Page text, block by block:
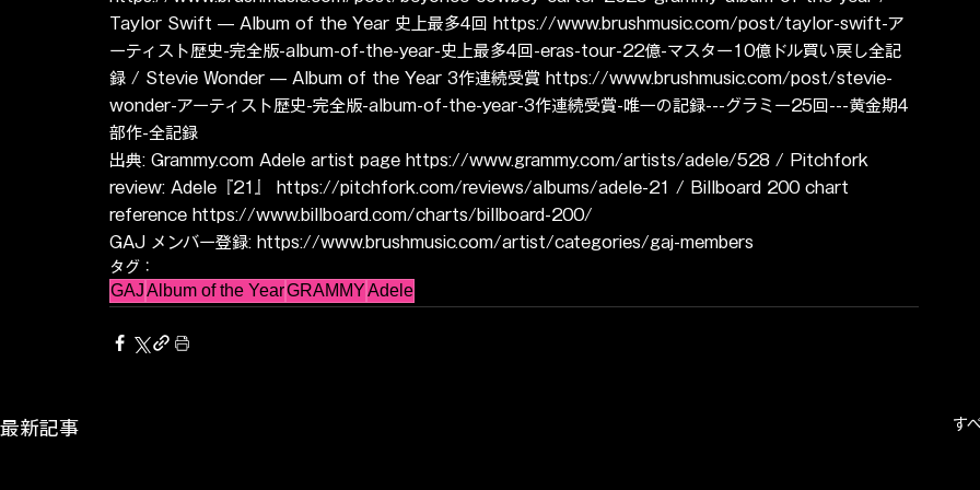
Taylor Swift — Album of the Year 史上最多4回 https://www.brushmusic.com/post/taylor-swift-ア
ーティスト歴史-完全版-album-of-the-year-史上最多4回-eras-tour-22億-マスター10億ドル買い戻し全記
録 / Stevie Wonder — Album of the Year 3作連続受賞 https://www.brushmusic.com/post/stevie-
wonder-アーティスト歴史-完全版-album-of-the-year-3作連続受賞-唯一の記録---グラミー25回---黄金期4
部作-全記録
出典: Grammy.com Adele artist page https://www.grammy.com/artists/adele/528 / Pitchfork
review: Adele『21』 https://pitchfork.com/reviews/albums/adele-21 / Billboard 200 chart
reference https://www.billboard.com/charts/billboard-200/
GAJ メンバー登録: https://www.brushmusic.com/artist/categories/gaj-members
タグ：
GAJAlbum of the YearGRAMMYAdele
最新記事 す